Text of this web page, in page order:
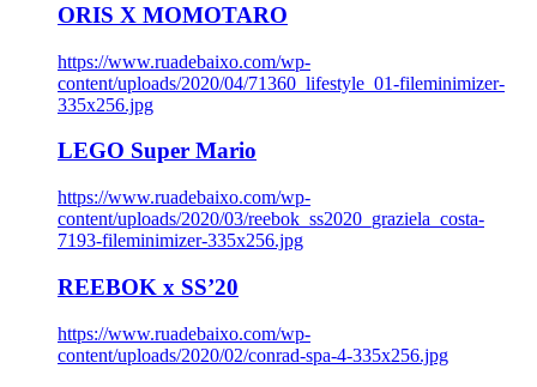
ORIS X MOMOTARO
https://www.ruadebaixo.com/wp-
content/uploads/2020/04/71360_lifestyle_01-fileminimizer-
335x256.jpg
LEGO Super Mario
https://www.ruadebaixo.com/wp-
content/uploads/2020/03/reebok_ss2020_graziela_costa-
7193-fileminimizer-335x256.jpg
REEBOK x SS’20
https://www.ruadebaixo.com/wp-
content/uploads/2020/02/conrad-spa-4-335x256.jpg